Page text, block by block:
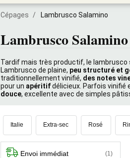
Cépages / Lambrusco Salamino
Lambrusco Salamino
Tardif mais très productif, le lambrusco
Lambrusco de plaine, peu structuré et
traditionnellement vinifié, des notes
pour un apéritifdélicieux. Parfois vinifié
douce, excellente avec de simples
Italie Extra-sec Rosé
Envoi immédiat (1)